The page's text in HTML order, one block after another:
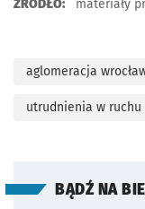
ŹRÓDŁO: materiały
aglomeracja
utrudnienia w ruchu
BĄDŹ NA